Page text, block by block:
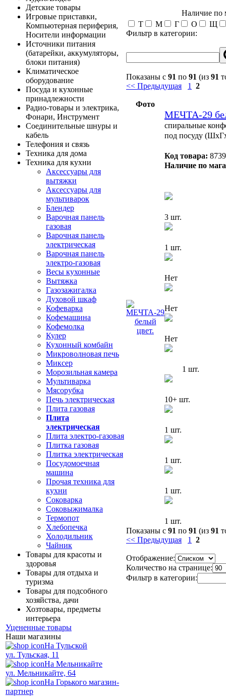
Детские товары
Игровые приставки,
Компьютерная периферия,
Носители информации
Источники питания
(батарейки, аккумуляторы,
блоки питания)
Климатическое
оборудование
Посуда и кухонные
принадлежности
Радио-товары и электрика,
Фонари, Инструмент
Соединительные шнуры и
кабель
Телефония и связь
Техника для дома
Техника для кухни
Аксессуары для
вытяжки
Аксессуары для
мультиварок
Блендер
Варочная панель
газовая
Варочная панель
электрическая
Варочная панель
электро-газовая
Весы кухонные
Вытяжка
Газозажигалка
Духовой шкаф
Кофеварка
Кофемашина
Кофемолка
Кулер
Кухонный комбайн
Микроволновая печь
Миксер
Морозильная камера
Мультиварка
Мясорубка
Печь электрическая
Плита газовая
Плита
электрическая
Плита электро-газовая
Плитка газовая
Плитка электрическая
Посудомоечная
машина
Прочая техника для
кухни
Соковарка
Соковыжималка
Термопот
Хлебопечка
Холодильник
Чайник
Товары для красоты и
здоровья
Товары для отдыха и
туризма
Товары для подсобного
хозяйства, дачи
Хозтовары, предметы
интерьера
Уцененные товары
Наши магазины
На Тульской
ул. Тульская, 11
На Мельникайте
ул. Мельникайте, 64
На Горького магазин-
партнер
Наличие по
Т
М Г О
Щ
Фильтр в категории:
Показаны с 91 по 91 (из 91
<< Предыдущая
1 2
Фото
МЕЧТА-29
спиральные
под посуду
Код товара: 8739
Наличие по
3 шт.
1 шт.
Нет
Нет
Нет
1 шт.
10+ шт.
1 шт.
1 шт.
1 шт.
1 шт.
Показаны с 91 по 91 (из 91
<< Предыдущая
1 2
Отображение:
Количество на странице:
Фильтр в категории: